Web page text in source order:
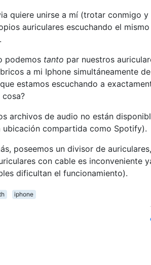
quiere unirse a mí (trotar conmigo y
auriculares escuchando el mismo
podemos tanto par nuestros
a mi Iphone simultáneamente de
estamos escuchando a
cosa?
archivos de audio no están
ubicación compartida como Spotify).
poseemos un divisor de
con cable es inconveniente
dificultan el funcionamiento).
iphone